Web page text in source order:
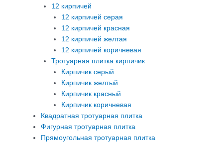
12 кирпичей
12 кирпичей серая
12 кирпичей красная
12 кирпичей желтая
12 кирпичей коричневая
Тротуарная плитка кирпичик
Кирпичик серый
Кирпичик желтый
Кирпичик красный
Кирпичик коричневая
Квадратная тротуарная плитка
Фигурная тротуарная плитка
Прямоугольная тротуарная плитка